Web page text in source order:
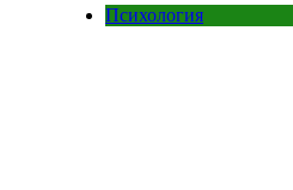
Психология